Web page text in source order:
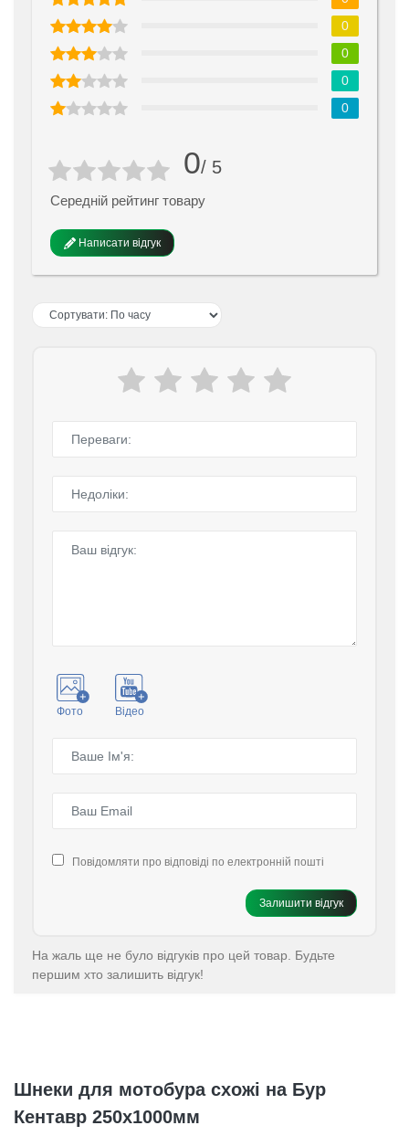
0/ 5
Середній рейтинг товару
Написати відгук
0
0
0
0
Фото Відео
Повідомляти про відповіді по електронній пошті
Залишити відгук
На жаль ще не було відгуків про цей товар. Будьте
першим хто залишить відгук!
Шнеки для мотобура схожі на Бур
Кентавр 250x1000мм